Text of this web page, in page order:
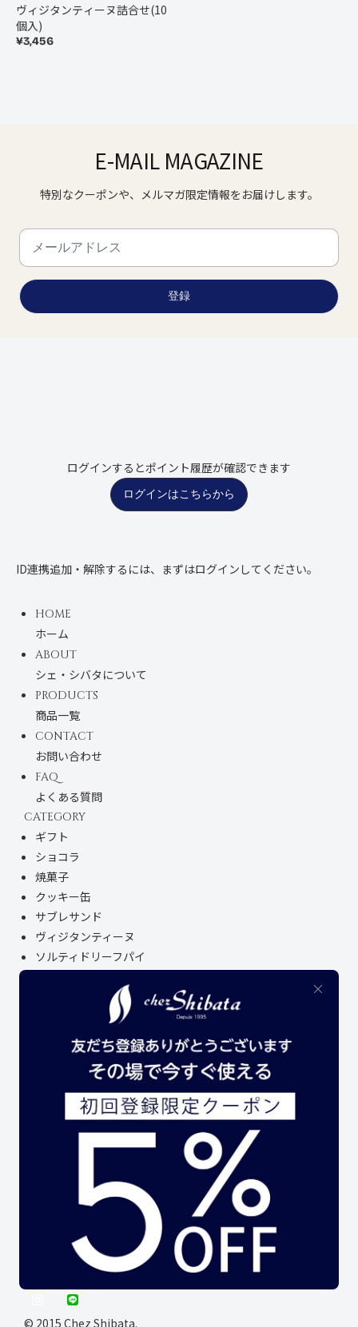
ヴィジタンティーヌ詰合せ(10
個入)
¥3,456
E-MAIL MAGAZINE
特別なクーポンや、メルマガ限定情報をお届けします。
登録
ログインするとポイント履歴が確認できます
ログインはこちらから
ID連携追加・解除するには、まずはログインしてください。
HOME
ホーム
ABOUT
シェ・シバタについて
PRODUCTS
商品一覧
CONTACT
お問い合わせ
FAQ
よくある質問
CATEGORY
ギフト
ショコラ
焼菓子
クッキー缶
サブレサンド
ヴィジタンティーヌ
ソルティドリーフパイ
オリジナルグッズ
アウトレットセール
大口注文
INFORMATION
店舗案内
配送・送料について
特定商取引法に基づく表記
プライバシーポリシー
利用規約
お問い合わせ
© 2015 Chez Shibata.